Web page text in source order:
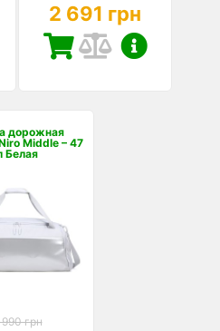
2 691 грн
дорожная
Middle – 47
Белая
грн